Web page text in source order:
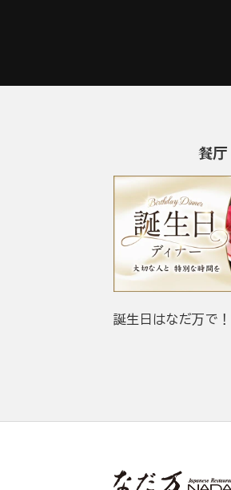
餐厅
誕生日はなだ万で！